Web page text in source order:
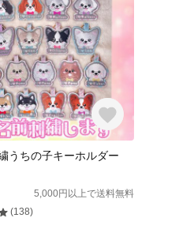
うちの子キーホルダー
5,000円以上で送料無料
(138)